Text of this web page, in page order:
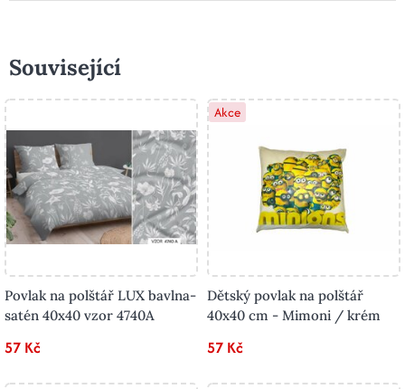
Související
Povlak na polštář LUX bavlna-
satén 40x40 vzor 4740A
57 Kč
Akce
Dětský povlak na polštář
40x40 cm - Mimoni / krém
57 Kč